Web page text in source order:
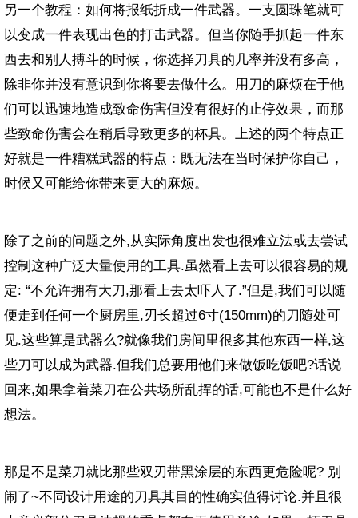
另一个教程：如何将报纸折成一件武器。一支圆珠笔就可
以变成一件表现出色的打击武器。但当你随手抓起一件东
西去和别人搏斗的时候，你选择刀具的几率并没有多高，
除非你并没有意识到你将要去做什么。用刀的麻烦在于他
们可以迅速地造成致命伤害但没有很好的止停效果，而那
些致命伤害会在稍后导致更多的杯具。上述的两个特点正
好就是一件糟糕武器的特点：既无法在当时保护你自己，
时候又可能给你带来更大的麻烦。
除了之前的问题之外,从实际角度出发也很难立法或去尝试
控制这种广泛大量使用的工具.虽然看上去可以很容易的规
定: “不允许拥有大刀,那看上去太吓人了.”但是,我们可以随
便走到任何一个厨房里,刃长超过6寸(150mm)的刀随处可
见.这些算是武器么?就像我们房间里很多其他东西一样,这
些刀可以成为武器.但我们总要用他们来做饭吃饭吧?话说
回来,如果拿着菜刀在公共场所乱挥的话,可能也不是什么好
想法。
那是不是菜刀就比那些双刃带黑涂层的东西更危险呢? 别
闹了~不同设计用途的刀具其目的性确实值得讨论.并且很